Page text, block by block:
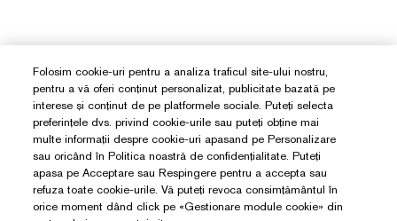
Folosim cookie-uri pentru a analiza traficul site-ului nostru,
pentru a vă oferi conținut personalizat, publicitate bazată pe
interese și conținut de pe platformele sociale. Puteți selecta
preferințele dvs. privind cookie-urile sau puteți obține mai
multe informații despre cookie-uri apasand pe Personalizare
sau oricând în Politica noastră de confidențialitate. Puteți
apasa pe Acceptare sau Respingere pentru a accepta sau
refuza toate cookie-urile. Vă puteți revoca consimțământul în
orice moment dând click pe «Gestionare module cookie» din